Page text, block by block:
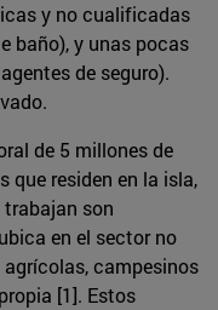
y no cualificadas
baño), y unas pocas
de seguro).
de 5 millones de
que residen en la isla,
son
en el sector no
campesinos
[1]. Estos